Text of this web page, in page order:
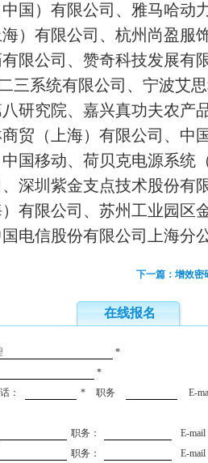
国）有限公司、雅马哈动
）有限公司、杭州尚盈服
限公司、赞奇科技发展有
三系统有限公司、宁波艾
八研究院、嘉兴真功夫农产
贸（上海）有限公司、中
国移动、荷贝克电源系统
深圳紫金支点技术股份有
有限公司、苏州工业园区
电信股份有限公司上海分
下一篇：增效密
在线报名
*
*
： * 职务
E-
职务：
E-mail
职务：
E-mail